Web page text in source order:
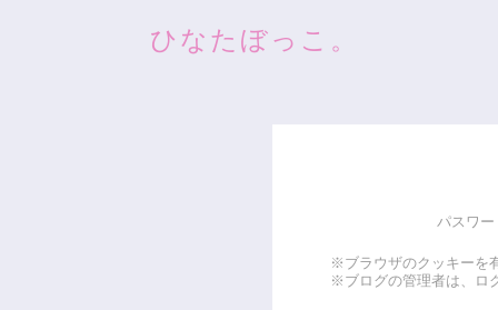
ひなたぼっこ。
パスワ
※ブラウザのクッキーを
※ブログの管理者は、ロ